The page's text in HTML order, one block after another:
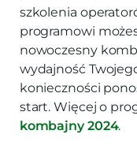
szkolenia
programowi
nowoczesny
wydajność
konieczności
start. Więcej o
kombajny 2024.